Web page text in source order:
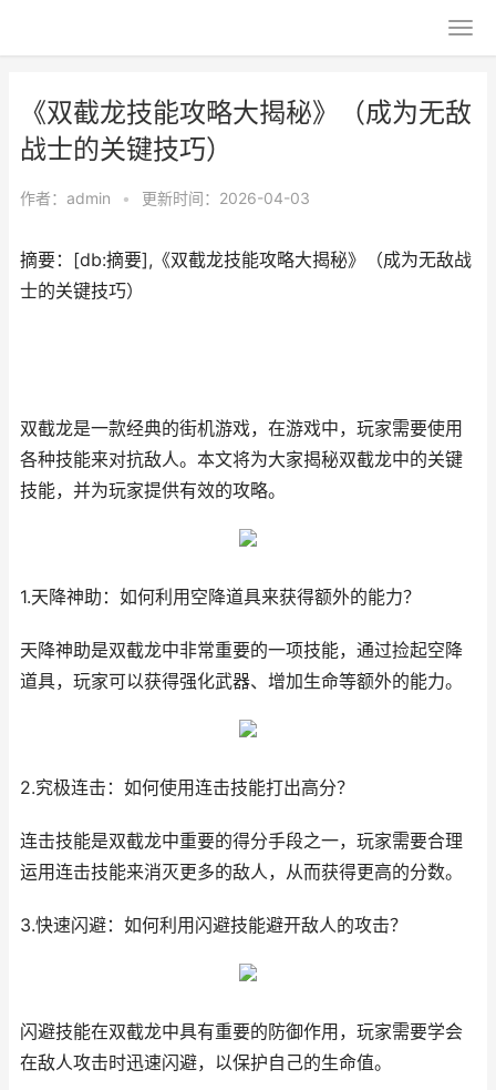
《双截龙技能攻略大揭秘》（成为无敌
战士的关键技巧）
作者： admin • 更新时间：2026-04-03
摘要：[db:摘要],《双截龙技能攻略大揭秘》（成为无敌战
士的关键技巧）
双截龙是一款经典的街机游戏，在游戏中，玩家需要使用
各种技能来对抗敌人。本文将为大家揭秘双截龙中的关键
技能，并为玩家提供有效的攻略。
1.天降神助：如何利用空降道具来获得额外的能力？
天降神助是双截龙中非常重要的一项技能，通过捡起空降
道具，玩家可以获得强化武器、增加生命等额外的能力。
2.究极连击：如何使用连击技能打出高分？
连击技能是双截龙中重要的得分手段之一，玩家需要合理
运用连击技能来消灭更多的敌人，从而获得更高的分数。
3.快速闪避：如何利用闪避技能避开敌人的攻击？
闪避技能在双截龙中具有重要的防御作用，玩家需要学会
在敌人攻击时迅速闪避，以保护自己的生命值。